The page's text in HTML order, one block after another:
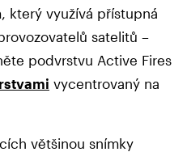
který využívá přístupná
satelitů –
podvrstvu Active Fires
vycentrovaný na
většinou snímky